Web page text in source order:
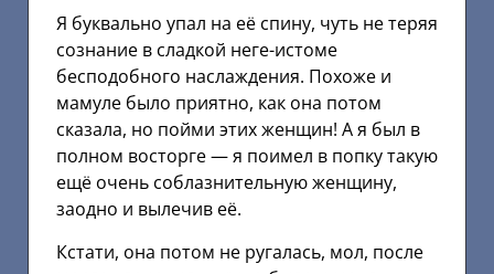
Я буквально упал на её спину, чуть не теряя
сознание в сладкой неге-истоме
бесподобного наслаждения. Похоже и
мамуле было приятно, как она потом
сказала, но пойми этих женщин! А я был в
полном восторге — я поимел в попку такую
ещё очень соблазнительную женщину,
заодно и вылечив её.
Кстати, она потом не ругалась, мол, после